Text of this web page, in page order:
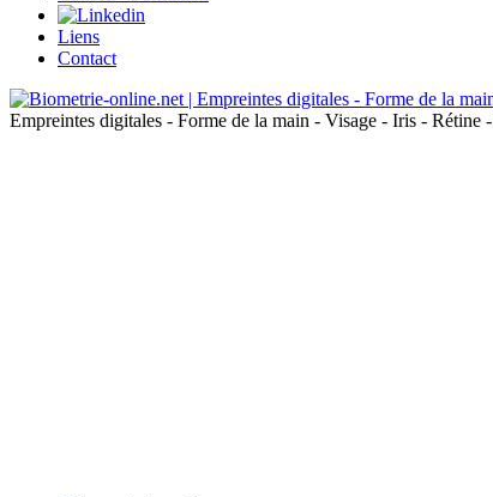
Liens
Contact
Empreintes digitales - Forme de la main - Visage - Iris -